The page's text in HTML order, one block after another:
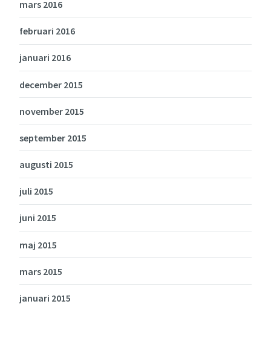
mars 2016
februari 2016
januari 2016
december 2015
november 2015
september 2015
augusti 2015
juli 2015
juni 2015
maj 2015
mars 2015
januari 2015